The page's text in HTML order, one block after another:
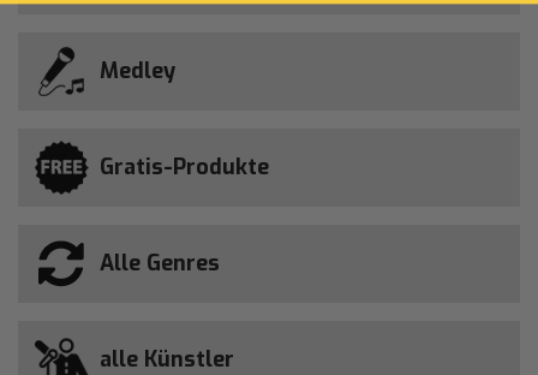
Medley
Gratis-Produkte
Alle Genres
alle Künstler